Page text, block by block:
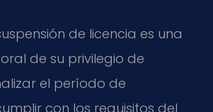
de licencia es una
de su privilegio de
el período de
con los requisitos del